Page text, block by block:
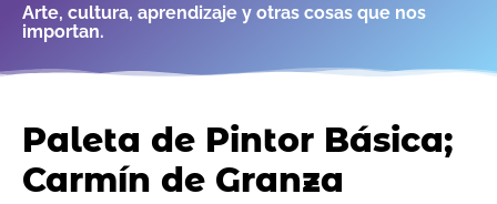
Arte, cultura, aprendizaje y otras cosas que nos
importan.
Paleta de Pintor Básica;
Carmín de Granza